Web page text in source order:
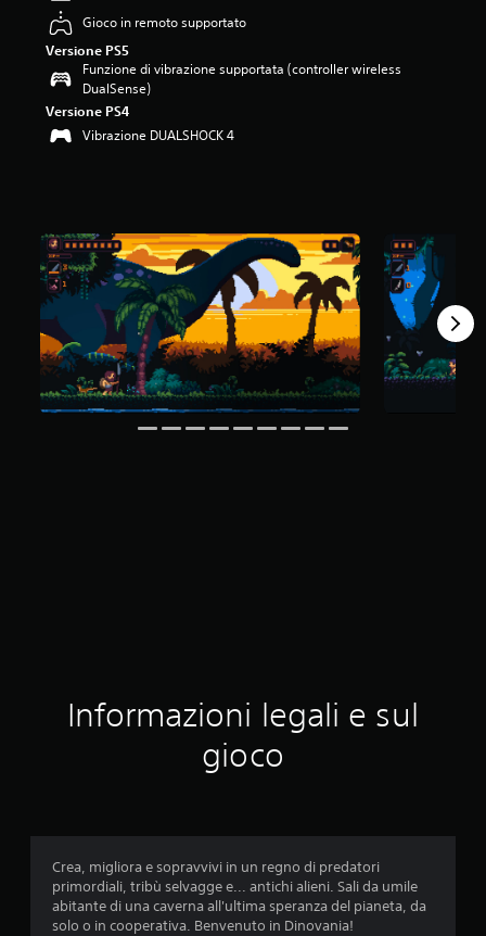
Gioco in remoto supportato
Versione PS5
Funzione di vibrazione supportata (controller wireless
DualSense)
Versione PS4
Vibrazione DUALSHOCK 4
Informazioni legali e sul
gioco
Crea, migliora e sopravvivi in un regno di predatori
primordiali, tribù selvagge e... antichi alieni. Sali da umile
abitante di una caverna all'ultima speranza del pianeta, da
solo o in cooperativa. Benvenuto in Dinovania!